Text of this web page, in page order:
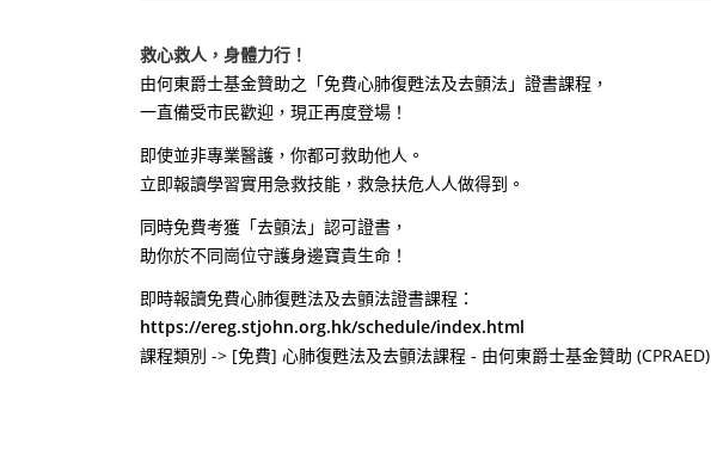
救心救人，身體力行！
由何東爵士基金贊助之「免費心肺復甦法及去顫法」證書課程，
一直備受市民歡迎，現正再度登場！
即使並非專業醫護，你都可救助他人。
立即報讀學習實用急救技能，救急扶危人人做得到。
同時免費考獲「去顫法」認可證書，
助你於不同崗位守護身邊寶貴生命！
即時報讀免費心肺復甦法及去顫法證書課程：
https://ereg.stjohn.org.hk/schedule/index.html
課程類別 -> [免費] 心肺復甦法及去顫法課程 - 由何東爵士基金贊助 (CPRAED)